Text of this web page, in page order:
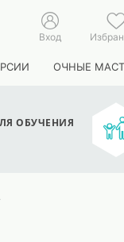
Вход
ОЧНЫЕ
ОБУЧЕНИЯ